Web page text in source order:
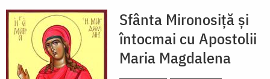
Sfânta Mironosiță și
întocmai cu Apostolii
Maria Magdalena